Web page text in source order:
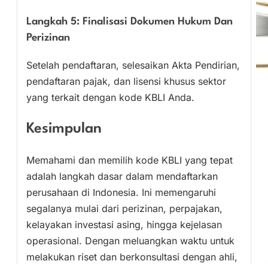
Langkah 5: Finalisasi Dokumen Hukum Dan
Perizinan
Setelah pendaftaran, selesaikan Akta Pendirian,
pendaftaran pajak, dan lisensi khusus sektor
yang terkait dengan kode KBLI Anda.
Kesimpulan
Memahami dan memilih kode KBLI yang tepat
adalah langkah dasar dalam mendaftarkan
perusahaan di Indonesia. Ini memengaruhi
segalanya mulai dari perizinan, perpajakan,
kelayakan investasi asing, hingga kejelasan
operasional. Dengan meluangkan waktu untuk
melakukan riset dan berkonsultasi dengan ahli,